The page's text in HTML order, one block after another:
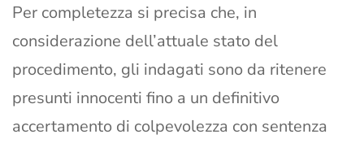
Per completezza si precisa che, in
considerazione dell’attuale stato del
procedimento, gli indagati sono da ritenere
presunti innocenti fino a un definitivo
accertamento di colpevolezza con sentenza